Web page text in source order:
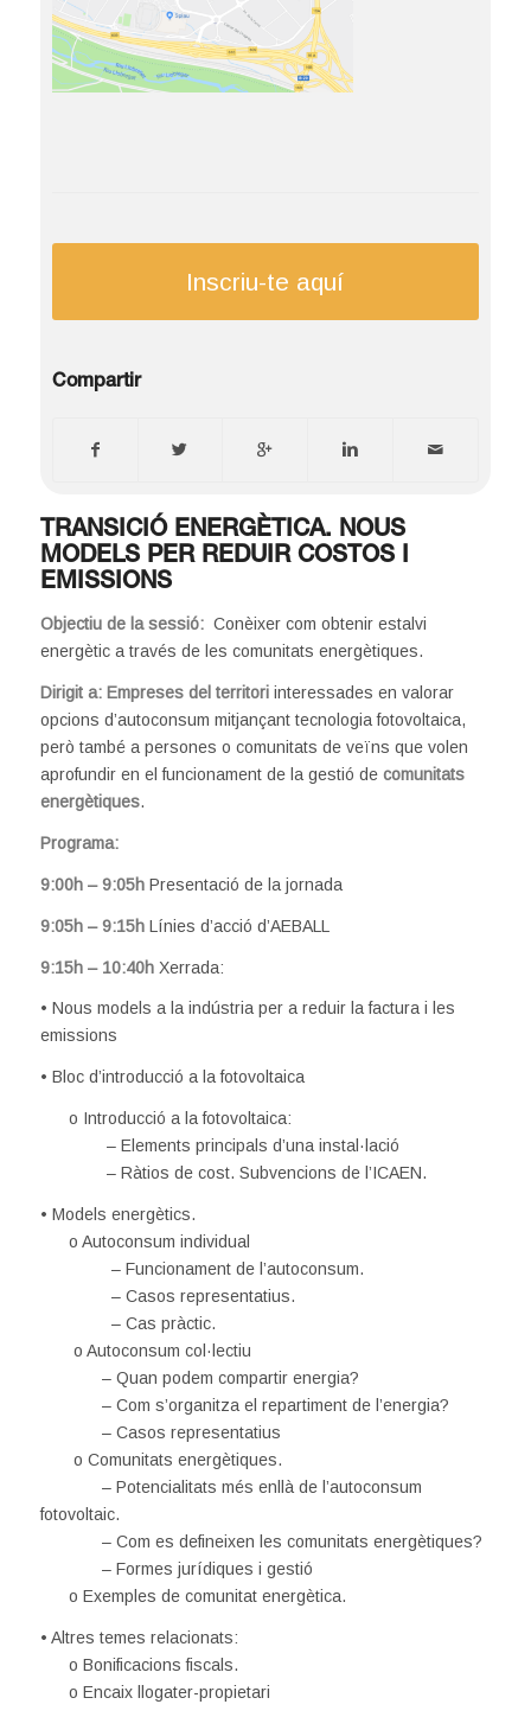
Inscriu-te aquí
Compartir
TRANSICIÓ ENERGÈTICA. NOUS
MODELS PER REDUIR COSTOS I
EMISSIONS
Objectiu de la sessió: Conèixer com obtenir estalvi
energètic a través de les comunitats energètiques.
Dirigit a: Empreses del territoriinteressades en valorar
opcions d’autoconsum mitjançant tecnologia fotovoltaica,
però també a persones o comunitats de veïns que volen
aprofundir en el funcionament de la gestió de comunitats
energètiques.
Programa:
9:00h – 9:05hPresentació de la jornada
9:05h – 9:15h Línies d’acció d’AEBALL
9:15h – 10:40hXerrada:
• Nous models a la indústria per a reduir la factura i les
emissions
• Bloc d’introducció a la fotovoltaica
o Introducció a la fotovoltaica:
– Elements principals d’una instal·lació
– Ràtios de cost. Subvencions de l’ICAEN.
• Models energètics.
o Autoconsum individual
– Funcionament de l’autoconsum.
– Casos representatius.
– Cas pràctic.
o Autoconsum col·lectiu
– Quan podem compartir energia?
– Com s’organitza el repartiment de l’energia?
– Casos representatius
o Comunitats energètiques.
– Potencialitats més enllà de l’autoconsum
fotovoltaic.
– Com es defineixen les comunitats energètiques?
– Formes jurídiques i gestió
o Exemples de comunitat energètica.
• Altres temes relacionats:
o Bonificacions fiscals.
o Encaix llogater-propietari